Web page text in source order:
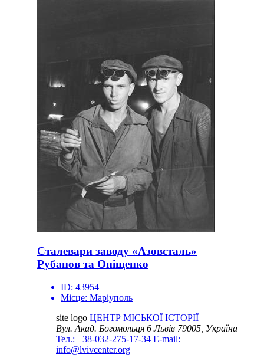
Сталевари заводу «Азовсталь»
Рубанов та Оніщенко
ID: 43954
Місце: Маріуполь
site logo ЦЕНТР МІСЬКОЇ ІСТОРІЇ
Вул. Акад. Богомольця 6Львів 79005, Україна
Тел.: +38-032-275-17-34 E-mail:
info@lvivcenter.org